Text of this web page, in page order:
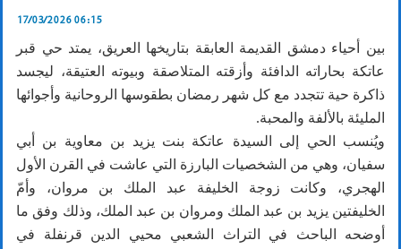
17/03/2026 06:15
بين أحياء دمشق القديمة العابقة بتاريخها العريق، يمتد حي قبر
عاتكة بحاراته الدافئة وأزقته المتلاصقة وبيوته العتيقة، ليجسد
ذاكرة حية تتجدد مع كل شهر رمضان بطقوسها الروحانية وأجوائها
المليئة بالألفة والمحبة.
ويُنسب الحي إلى السيدة عاتكة بنت يزيد بن معاوية بن أبي
سفيان، وهي من الشخصيات البارزة التي عاشت في القرن الأول
الهجري، وكانت زوجة الخليفة عبد الملك بن مروان، وأمّ
الخليفتين يزيد بن عبد الملك ومروان بن عبد الملك، وذلك وفق ما
أوضحه الباحث في التراث الشعبي محيي الدين قرنفلة في